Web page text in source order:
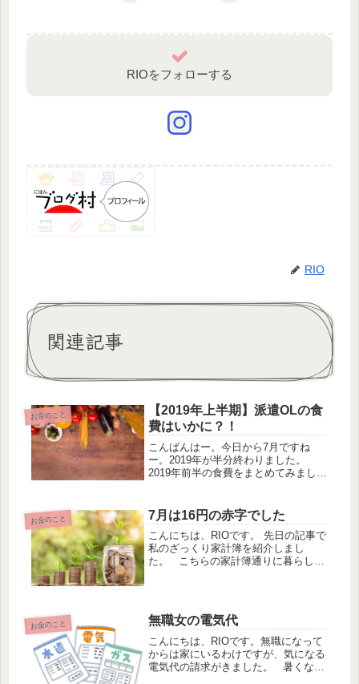
RIOをフォローする
RIO
関連記事
お金のこと
【2019年上半期】派遣OLの食
費はいかに？！
こんばんはー。今日から7月ですね
ー。2019年が半分終わりました。
2019年前半の食費をまとめてみまし
なるべく溜めずに計算するようにして
います。まずは一覧表です。 どん...
お金のこと 7月は16円の赤字でした
こんにちは、RIOです。 先日の記事で
私のざっくり家計簿を紹介しまし
た。 こちらの家計簿通りに暮らして
ー 昨日、スーパーに行って...
お金のこと 無職女の電気代
こんにちは、RIOです。無職になって
からは家にいるわけですが、気になる
電気代の請求がきました。 暑くなり